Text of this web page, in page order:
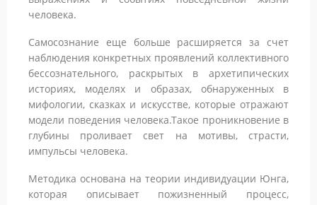
человека.
Самосознание еще больше расширяется за счет
наблюдения конкретных проявлений коллективного
бессознательного, раскрытых в архетипических
историях, моделях и образах, обнаруженных в
мифологии, сказках и искусстве, которые отражают
модели поведения человека.Такое проникновение в
глубины проливает свет на мотивы, страсти,
импульсы человека.
Методика основана на теории индивидуации Юнга,
которая описывает пожизненный процесс,